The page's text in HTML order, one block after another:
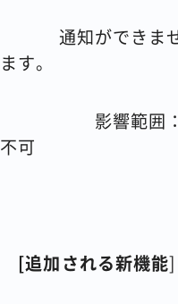
通知ができませ
ます。
影響範囲：
不可
[追加される新機能]